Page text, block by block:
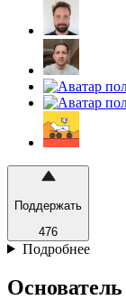
Поддержать
476
Подробнее
Основатель